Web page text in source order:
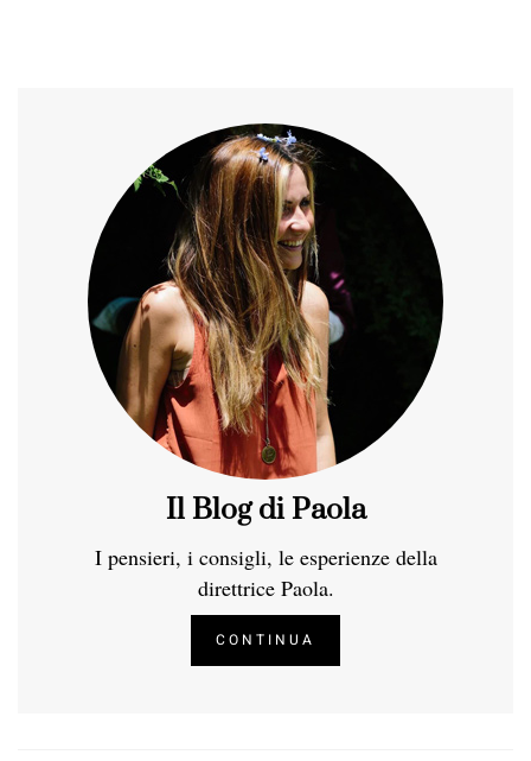
Il Blog di Paola
I pensieri, i consigli, le esperienze della
direttrice Paola.
CONTINUA